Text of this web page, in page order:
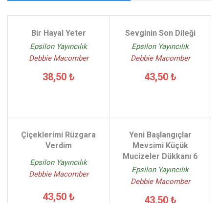
Bir Hayal Yeter
Epsilon Yayıncılık
Debbie Macomber
38,50 ₺
Sevginin Son Dileği
Epsilon Yayıncılık
Debbie Macomber
43,50 ₺
Çiçeklerimi Rüzgara
Verdim
Epsilon Yayıncılık
Debbie Macomber
43,50 ₺
Yeni Başlangıçlar
Mevsimi Küçük
Mucizeler Dükkanı 6
Epsilon Yayıncılık
Debbie Macomber
43,50 ₺